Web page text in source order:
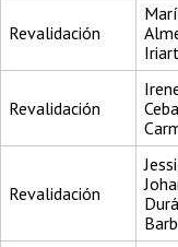
Revalidación
Revalidación
Revalidación